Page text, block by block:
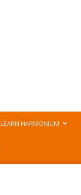
LEARN HARMONIUM